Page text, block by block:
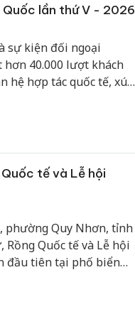
Quốc lần thứ V - 2026
sự kiện đối ngoại
40.000 lượt khách
hệ hợp tác quốc tế, xúc
tế và Lễ hội
phường Quy Nhơn, tỉnh
Rồng Quốc tế và Lễ hội
đầu tiên tại phố biển